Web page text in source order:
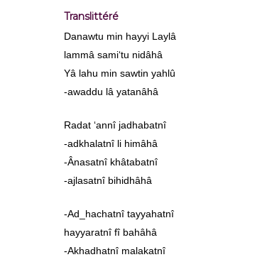
Translittéré
Danawtu min hayyi Laylâ
lammâ sami‘tu nidâhâ
Yâ lahu min sawtin yahlû
-awaddu lâ yatanâhâ
Radat ‘annî jadhabatnî
-adkhalatnî li himâhâ
-Ânasatnî khâtabatnî
-ajlasatnî bihidhâhâ
-Ad_hachatnî tayyahatnî
hayyaratnî fî bahâhâ
-Akhadhatnî malakatnî